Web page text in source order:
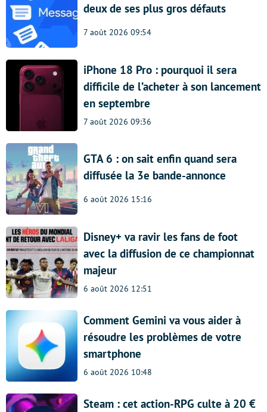
deux de ses plus gros défauts
7 août 2026 09:54
iPhone 18 Pro : pourquoi il sera
difficile de l’acheter à son lancement
en septembre
7 août 2026 09:36
GTA 6 : on sait enfin quand sera
diffusée la 3e bande-annonce
6 août 2026 15:16
Disney+ va ravir les fans de foot
avec la diffusion de ce championnat
majeur
6 août 2026 12:51
Comment Gemini va vous aider à
résoudre les problèmes de votre
smartphone
6 août 2026 10:48
Steam : cet action-RPG culte à 20 €